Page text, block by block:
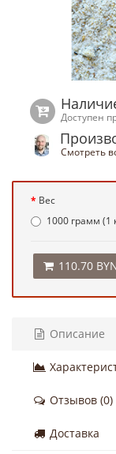
Доступен
Смотреть
Вес
1000 грамм (1
110.70
Описание
Отзывов (0)
Доставка